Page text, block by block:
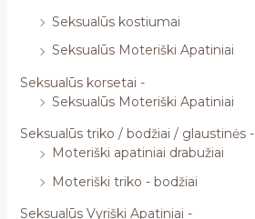
Seksualūs kostiumai
Seksualūs Moteriški Apatiniai
Seksualūs korsetai -
Seksualūs Moteriški Apatiniai
Seksualūs triko / bodžiai / glaustinės -
Moteriški apatiniai drabužiai
Moteriški triko - bodžiai
Seksualūs Vyriški Apatiniai -